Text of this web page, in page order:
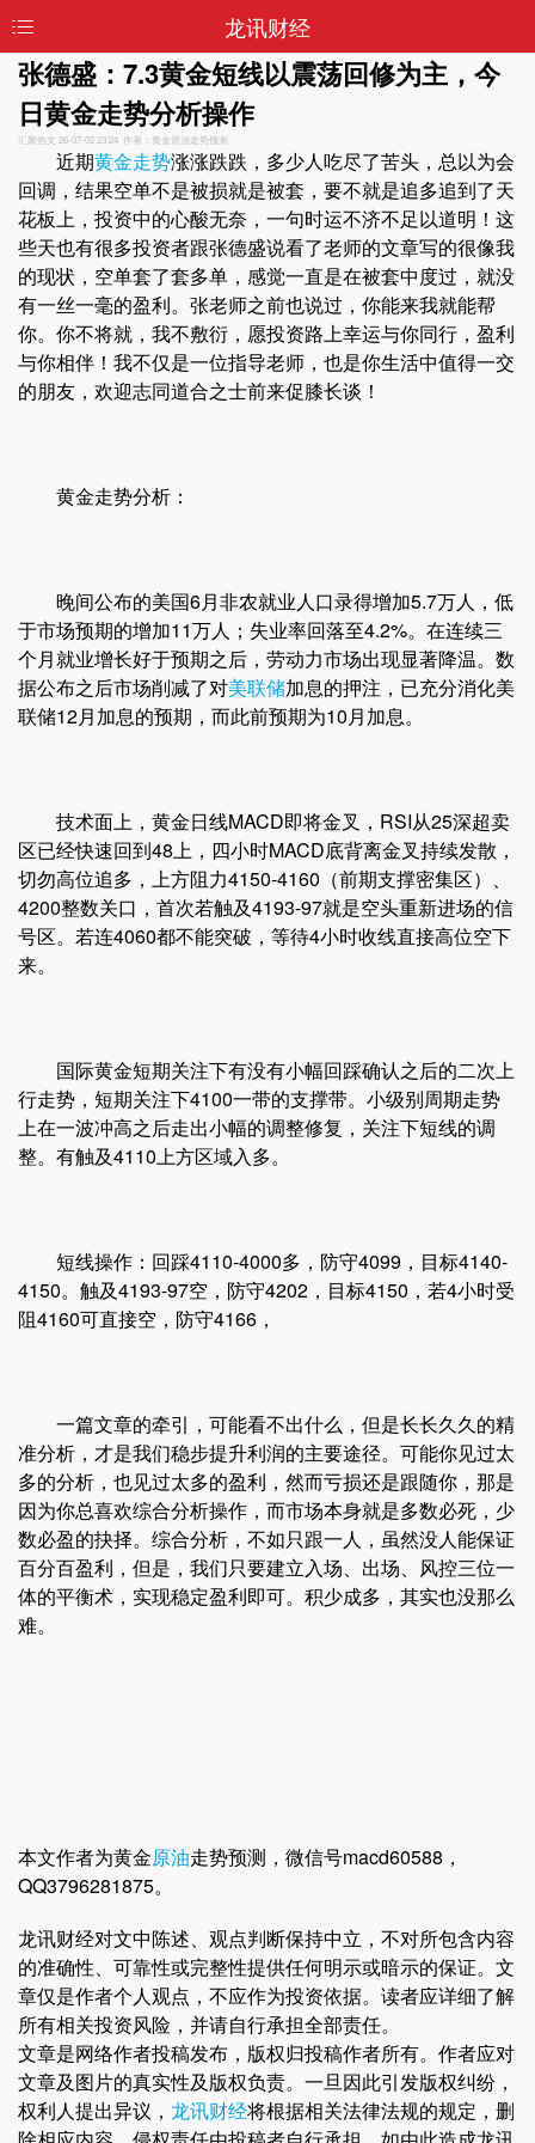
龙讯财经
张德盛：7.3黄金短线以震荡回修为主，今
日黄金走势分析操作
汇聚热文 26-07-02 23:24 作者：黄金原油走势预测
近期黄金走势涨涨跌跌，多少人吃尽了苦头，总以为会
回调，结果空单不是被损就是被套，要不就是追多追到了天
花板上，投资中的心酸无奈，一句时运不济不足以道明！这
些天也有很多投资者跟张德盛说看了老师的文章写的很像我
的现状，空单套了套多单，感觉一直是在被套中度过，就没
有一丝一毫的盈利。张老师之前也说过，你能来我就能帮
你。你不将就，我不敷衍，愿投资路上幸运与你同行，盈利
与你相伴！我不仅是一位指导老师，也是你生活中值得一交
的朋友，欢迎志同道合之士前来促膝长谈！
黄金走势分析：
晚间公布的美国6月非农就业人口录得增加5.7万人，低
于市场预期的增加11万人；失业率回落至4.2%。在连续三
个月就业增长好于预期之后，劳动力市场出现显著降温。数
据公布之后市场削减了对美联储加息的押注，已充分消化美
联储12月加息的预期，而此前预期为10月加息。
技术面上，黄金日线MACD即将金叉，RSI从25深超卖
区已经快速回到48上，四小时MACD底背离金叉持续发散，
切勿高位追多，上方阻力4150-4160（前期支撑密集区）、
4200整数关口，首次若触及4193-97就是空头重新进场的信
号区。若连4060都不能突破，等待4小时收线直接高位空下
来。
国际黄金短期关注下有没有小幅回踩确认之后的二次上
行走势，短期关注下4100一带的支撑带。小级别周期走势
上在一波冲高之后走出小幅的调整修复，关注下短线的调
整。有触及4110上方区域入多。
短线操作：回踩4110-4000多，防守4099，目标4140-
4150。触及4193-97空，防守4202，目标4150，若4小时受
阻4160可直接空，防守4166，
一篇文章的牵引，可能看不出什么，但是长长久久的精
准分析，才是我们稳步提升利润的主要途径。可能你见过太
多的分析，也见过太多的盈利，然而亏损还是跟随你，那是
因为你总喜欢综合分析操作，而市场本身就是多数必死，少
数必盈的抉择。综合分析，不如只跟一人，虽然没人能保证
百分百盈利，但是，我们只要建立入场、出场、风控三位一
体的平衡术，实现稳定盈利即可。积少成多，其实也没那么
难。
本文作者为黄金原油走势预测，微信号macd60588，
QQ3796281875。
龙讯财经对文中陈述、观点判断保持中立，不对所包含内容
的准确性、可靠性或完整性提供任何明示或暗示的保证。文
章仅是作者个人观点，不应作为投资依据。读者应详细了解
所有相关投资风险，并请自行承担全部责任。
文章是网络作者投稿发布，版权归投稿作者所有。作者应对
文章及图片的真实性及版权负责。一旦因此引发版权纠纷，
权利人提出异议， 龙讯财经将根据相关法律法规的规定，删